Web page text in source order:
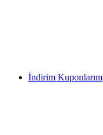
İndirim Kuponlarım